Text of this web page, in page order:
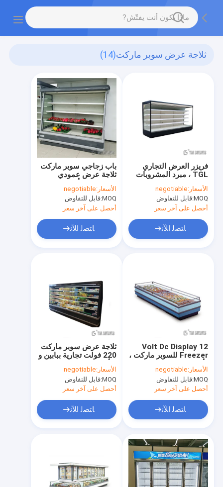
ثلاجة عرض سوبر ماركت(14)
باب زجاجي سوبر ماركت
ثلاجة عرض عمودي
للمشروبات أسلوب
موردن
الأسعار:negotiable
MOQ: قابل للتفاوض
أحصل على آخر سعر
ﺎﺘﺼﻟ ﺍﻶﻧ
فريزر العرض التجاري
TGL ، مبرد المشروبات
درجة حرارة
الأسعار:negotiable
MOQ: قابل للتفاوض
أحصل على آخر سعر
ﺎﺘﺼﻟ ﺍﻶﻧ
ثلاجة عرض سوبر ماركت
220 فولت تجارية ببابين و
3 أبواب
الأسعار:negotiable
MOQ: قابل للتفاوض
أحصل على آخر سعر
ﺎﺘﺼﻟ ﺍﻶﻧ
12 Volt Dc Display
Freezer للسوبر ماركت ،
الهواء المفتوح
الأسعار:negotiable
MOQ: قابل للتفاوض
أحصل على آخر سعر
ﺎﺘﺼﻟ ﺍﻶﻧ